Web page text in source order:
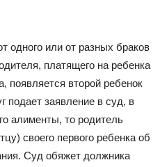
одного или от разных браков
платящего на ребенка
появляется второй ребенок
подает заявление в суд, в
алименты, то родитель
своего первого ребенка об
Суд обяжет должника